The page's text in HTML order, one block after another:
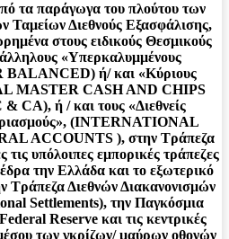
τα παράγωγα του πλούτου των
Ταμείων Διεθνούς Εξασφάλισης,
στους ειδικούς Θεσμικούς
«Υπερκαλυμμένους
BALANCED) ή/ και «Κύριους
MASTER CASH AND CHIPS
CA), ή / και τους «Διεθνείς
(INTERNATIONAL
ACCOUNTS ), στην Τράπεζα
υπόλοιπες εμπορικές τράπεζες
την Ελλάδα και το εξωτερικό
Τράπεζα Διεθνών Διακανονισμών
Settlements), την Παγκόσμια
Reserve και τις κεντρικές
των γκρίζων/ μαύρων οθονών